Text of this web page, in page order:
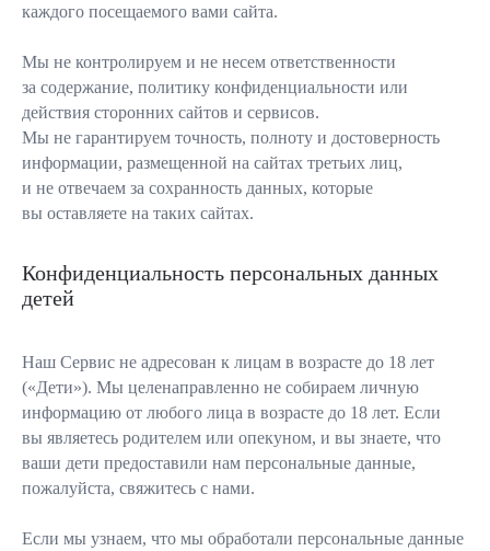
каждого посещаемого вами сайта.
Мы не контролируем и не несем ответственности
за содержание, политику конфиденциальности или
действия сторонних сайтов и сервисов.
Мы не гарантируем точность, полноту и достоверность
информации, размещенной на сайтах третьих лиц,
и не отвечаем за сохранность данных, которые
вы оставляете на таких сайтах.
Конфиденциальность персональных данных
детей
Наш Сервис не адресован к лицам в возрасте до 18 лет
(«Дети»). Мы целенаправленно не собираем личную
информацию от любого лица в возрасте до 18 лет. Если
вы являетесь родителем или опекуном, и вы знаете, что
ваши дети предоставили нам персональные данные,
пожалуйста, свяжитесь с нами.
Если мы узнаем, что мы обработали персональные данные